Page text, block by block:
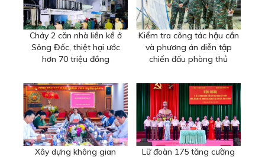
Cháy 2 căn nhà liền kề ở
Sông Đốc, thiệt hại ước
hơn 70 triệu đồng
Kiểm tra công tác hậu cần
và phương án diễn tập
chiến đấu phòng thủ
Xây dựng không gian Lữ đoàn 175 tăng cường